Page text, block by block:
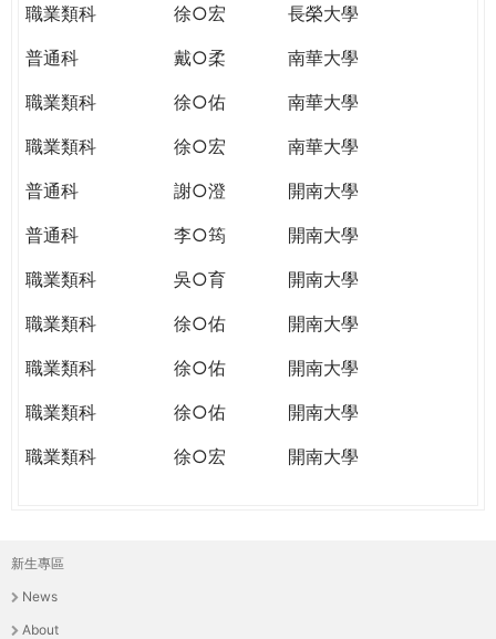
職業類科
徐○宏
長榮大學
普通科
戴○柔
南華大學
職業類科
徐○佑
南華大學
職業類科
徐○宏
南華大學
普通科
謝○澄
開南大學
普通科
李○筠
開南大學
職業類科
吳○育
開南大學
職業類科
徐○佑
開南大學
職業類科
徐○佑
開南大學
職業類科
徐○佑
開南大學
職業類科
徐○宏 開南大學
主
選
新生專區
News
About